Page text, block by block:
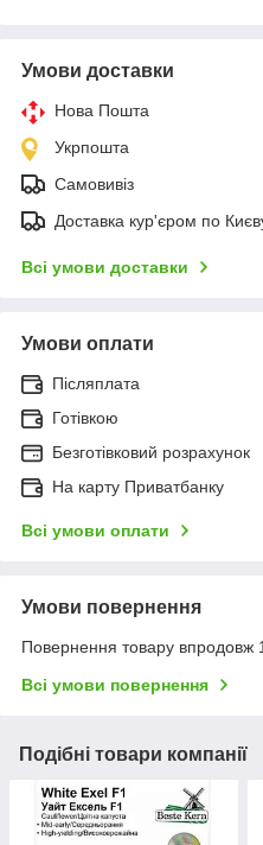
Умови доставки
Нова Пошта
Укрпошта
Самовивіз
Доставка кур'єром по
Всі умови доставки
Умови оплати
Післяплата
Готівкою
Безготівковий розрахунок
На карту Приватбанку
Всі умови оплати
Умови повернення
Повернення товару впродовж
Всі умови повернення
Подібні товари компанії